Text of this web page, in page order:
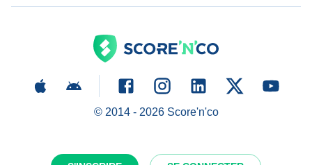
© 2014 - 2026Score'n'co